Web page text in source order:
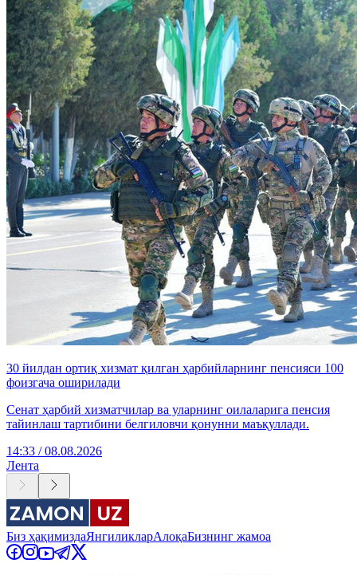
30 йилдан ортиқ хизмат қилган ҳарбийларнинг пенсияси 100
фоизгача оширилади
Сенат ҳарбий хизматчилар ва уларнинг оилаларига пенсия
тайинлаш тартибини белгиловчи қонунни маъқуллади.
14:33 / 08.08.2026
Лента
Биз ҳақимиздаЯнгиликларАлоқаБизнинг жамоа